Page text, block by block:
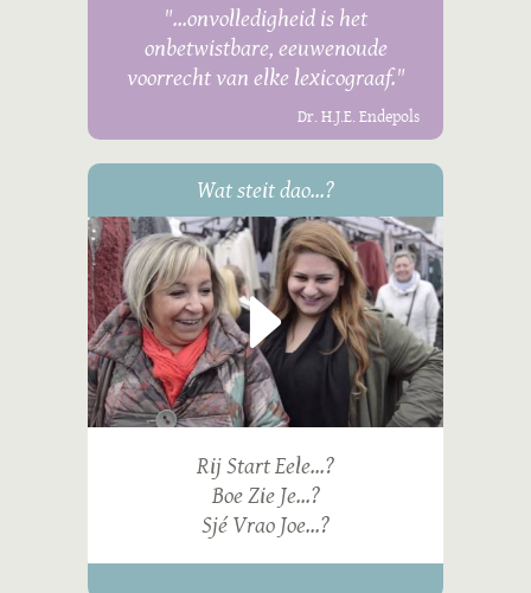
"...onvolledigheid is het
onbetwistbare, eeuwenoude
voorrecht van elke lexicograaf."
Dr. H.J.E. Endepols
Wat steit dao...?
Rij Start Eele...?
Boe Zie Je...?
Sjé Vrao Joe...?